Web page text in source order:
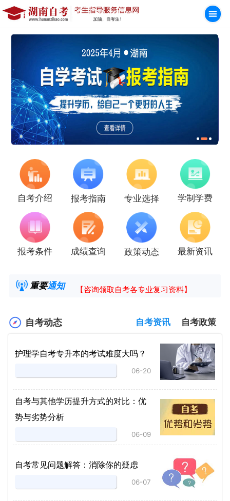
自考介绍 报考指南 专业选择 学制学费
报考条件 成绩查询 政策动态 最新资讯
重要通知
2025年4月湖南自考课程安排及教材目录已
【咨询领取自考各专业复习资料】
自考动态 自考资讯 自考政策
护理学自考专升本的考试难度大吗？
06-20
自考与其他学历提升方式的对比：优
势与劣势分析
06-09
自考常见问题解答：消除你的疑虑
06-07